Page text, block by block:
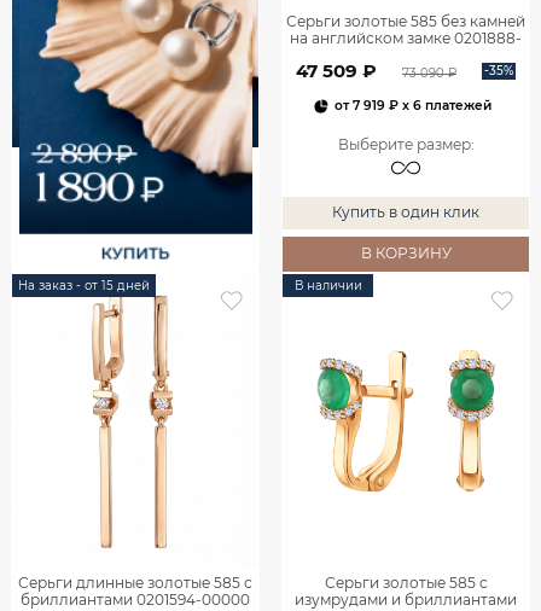
Серьги золотые 585 без камней
на английском замке 0201888-
47 509 ₽ 73 090 ₽ -35%
от7 919 ₽ x 6 платежей
Выберите размер:
Купить в один клик
В КОРЗИНУ
На заказ - от 15 дней
Серьги длинные золотые 585 с
бриллиантами 0201594-00000
В наличии
Серьги золотые 585 с
изумрудами и бриллиантами